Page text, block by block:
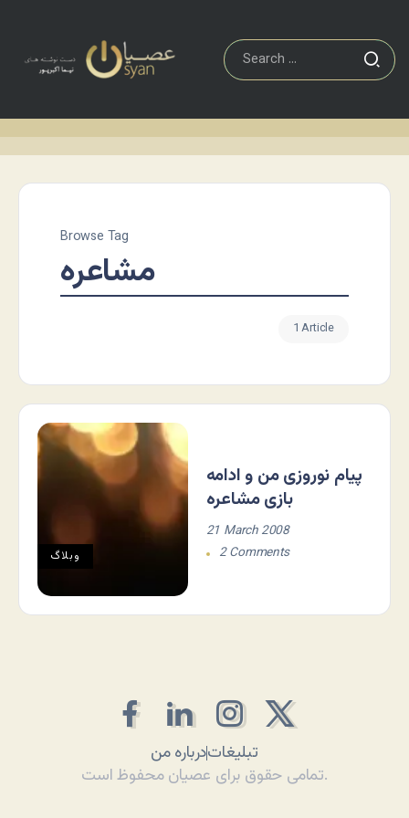
Browse Tag
مشاعره
1 Article
وبلاگ
پیام نوروزی من و ادامه
بازی مشاعره
21 March 2008
2 Comments
درباره منتبلیغات
تمامی حقوق برای عصیان محفوظ است.